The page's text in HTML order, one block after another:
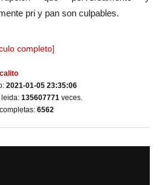
pri y pan son culpables.
completo]
2021-01-05 23:35:06
135607771 veces.
6562